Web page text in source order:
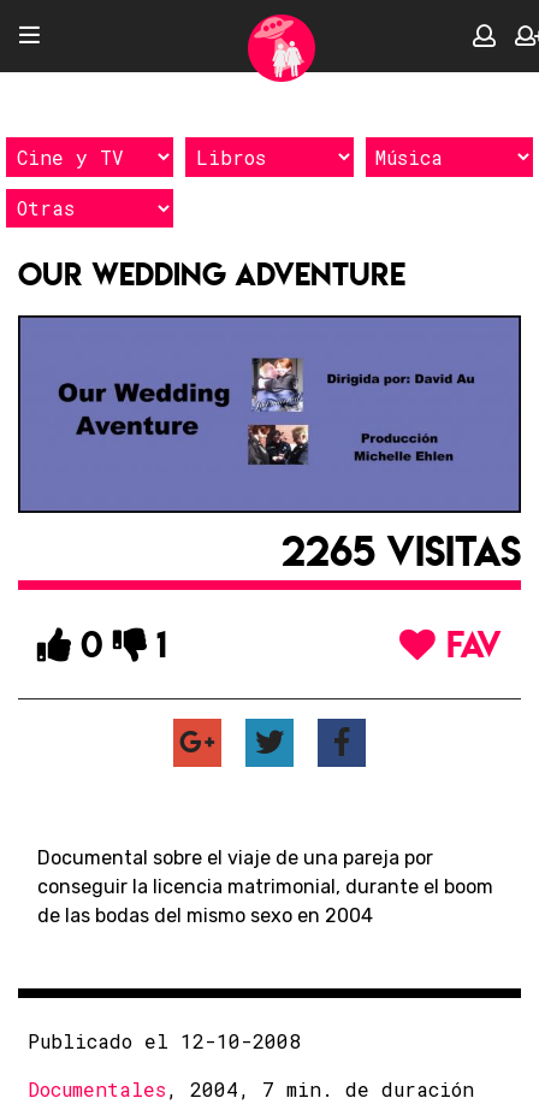
Our Wedding Adventure
2265 VISITAS
0 1 FAV
Documental sobre el viaje de una pareja por
conseguir la licencia matrimonial, durante el boom
de las bodas del mismo sexo en 2004
Publicado el 12-10-2008
Documentales, 2004, 7 min. de duración